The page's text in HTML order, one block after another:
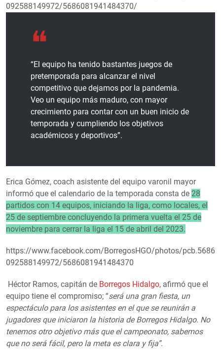
092588149972/5686081941484370/
“El equipo ha tenido bastantes juegos de
pretemporada para alcanzar el nivel
competitivo que dejamos por la pandemia.
Veo un equipo más maduro, con mayor
crecimiento para contar con un buen inicio de
temporada y cumpliendo los objetivos
académicos y deportivos”.
Erica Gómez, coach asistente del equipo varonil mayor
informó que el calendario de la temporada consta de 28
partidos con 14 equipos, iniciando la liga, como locales, el
25 de septiembre concluyendo la primera vuelta el 25 de
noviembre para cerrar la liga el 15 de abril del 2023.
https://www.facebook.com/BorregosHGO/photos/pcb.5686
092588149972/5686081941484370
Héctor Ramos, capitán de Borregos Hidalgo, afirmó que el
equipo tiene el compromiso; “será una gran fiesta, un
espectáculo para los asistentes en el que se reunirán a
jugadores que iniciaron la historia de Borregos Hidalgo. No
tenemos otro objetivo más que el campeonato, sabemos
que no será fácil, pero la meta es clara y fija”.